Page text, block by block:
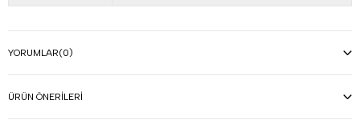
YORUMLAR(0)
ÜRÜN ÖNERILERI